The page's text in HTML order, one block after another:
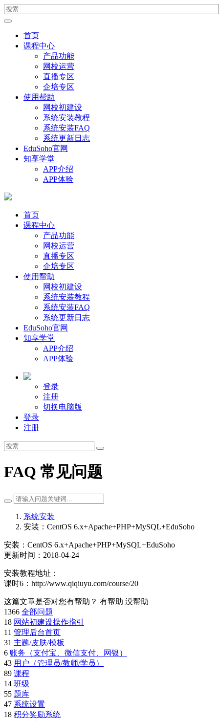
首页
课程中心
产品功能
网校运营
直播专区
企培专区
使用帮助
网校初建设
系统安装教程
系统安装FAQ
系统更新日志
EduSoho官网
知享学堂
APP介绍
APP体验
首页
课程中心
产品功能
网校运营
直播专区
企培专区
使用帮助
网校初建设
系统安装教程
系统安装FAQ
系统更新日志
EduSoho官网
知享学堂
APP介绍
APP体验
登录
注册
切换电脑版
登录
注册
FAQ 常见问题
系统安装
安装：CentOS 6.x+Apache+PHP+MySQL+EduSoho
安装：CentOS 6.x+Apache+PHP+MySQL+EduSoho
更新时间：2018-04-24
安装教程地址：
课时6：http://www.qiqiuyu.com/course/20
这篇文章是否对您有帮助？ 有帮助 没帮助
1366 全部问题
18 网站初建设操作指引
11 管理后台首页
31 主题/皮肤/模板
6 账务（支付宝、微信支付、网银）
43 用户（管理员/教师/学员）
89 课程
14 班级
55 题库
47 系统设置
18 积分奖励系统